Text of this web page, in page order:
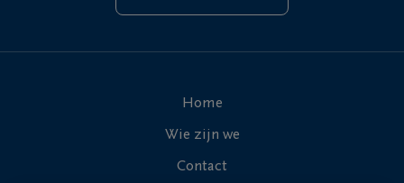
Home
Wie zijn we
Contact